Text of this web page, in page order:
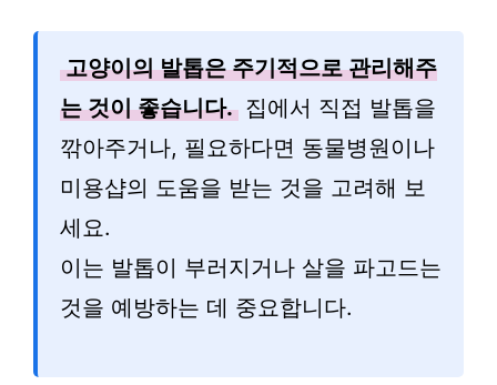
고양이의 발톱은 주기적으로 관리해주
는 것이 좋습니다. 집에서 직접 발톱을
깎아주거나, 필요하다면 동물병원이나
미용샵의 도움을 받는 것을 고려해 보
세요.
이는 발톱이 부러지거나 살을 파고드는
것을 예방하는 데 중요합니다.